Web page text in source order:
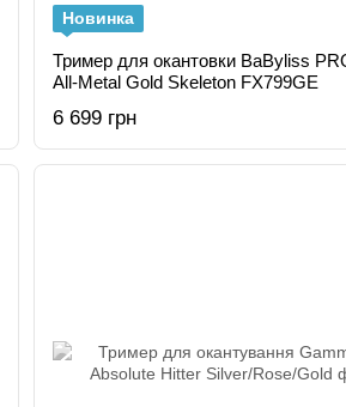
Новинка
Тример для окантовки BaByliss
All-Metal Gold Skeleton FX799GE
6 699 грн